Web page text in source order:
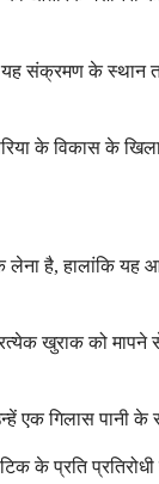
यह संक्रमण के
के विकास के खिलाफ
लेना है, हालांकि
खुराक को मापने
एक गिलास पानी के
के प्रति